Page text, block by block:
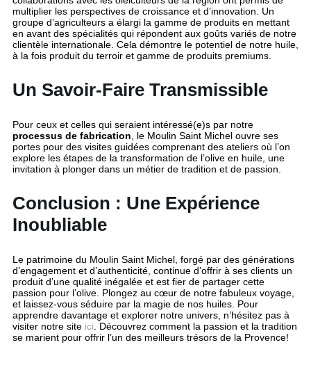
multiplier les perspectives de croissance et d’innovation. Un
groupe d’agriculteurs a élargi la gamme de produits en mettant
en avant des spécialités qui répondent aux goûts variés de notre
clientèle internationale. Cela démontre le potentiel de notre huile,
à la fois produit du terroir et gamme de produits premiums.
Un Savoir-Faire Transmissible
Pour ceux et celles qui seraient intéressé(e)s par notre
processus de fabrication , le Moulin Saint Michel ouvre ses
portes pour des visites guidées comprenant des ateliers où l’on
explore les étapes de la transformation de l’olive en huile, une
invitation à plonger dans un métier de tradition et de passion.
Conclusion : Une Expérience
Inoubliable
Le patrimoine du Moulin Saint Michel, forgé par des générations
d’engagement et d’authenticité, continue d’offrir à ses clients un
produit d’une qualité inégalée et est fier de partager cette
passion pour l’olive. Plongez au cœur de notre fabuleux voyage,
et laissez-vous séduire par la magie de nos huiles. Pour
apprendre davantage et explorer notre univers, n’hésitez pas à
visiter notre site ici . Découvrez comment la passion et la tradition
se marient pour offrir l’un des meilleurs trésors de la Provence!